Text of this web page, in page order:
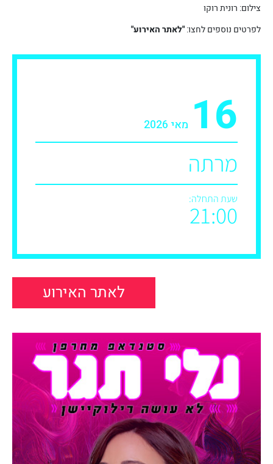
צילום: רונית רוקו
לפרטים נוספים לחצו:"לאתר האירוע"
16 מאי 2026
מרתה
שעת התחלה:
21:00
לאתר האירוע